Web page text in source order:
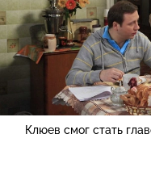
Клюев смог стать